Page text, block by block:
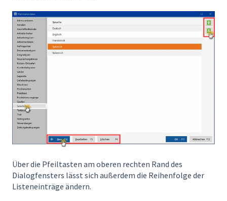
Über die Pfeiltasten am oberen rechten Rand des
Dialogfensters lässt sich außerdem die Reihenfolge der
Listeneinträge ändern.